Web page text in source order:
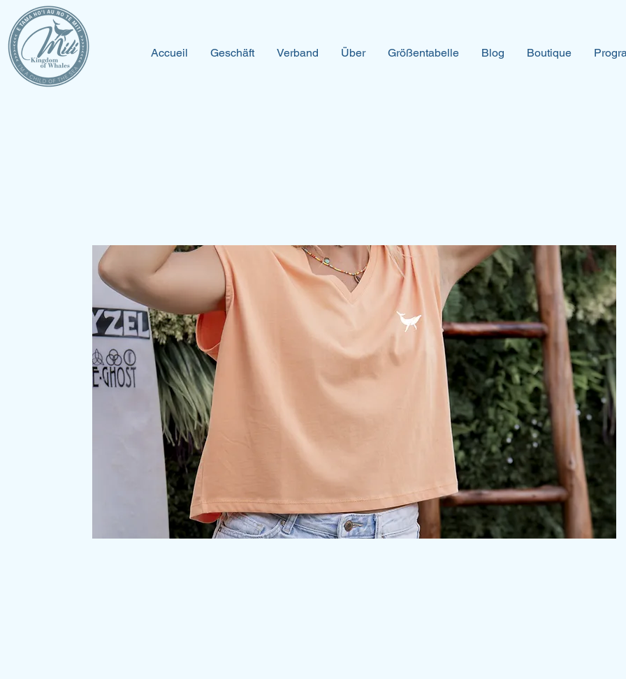
Accueil Geschäft Verband Über Größentabelle Blog Boutique